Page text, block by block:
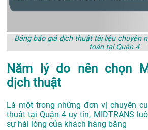
Bảng báo giá dịch thuật tài liệu chuyên
toán tại Quận 4
Năm lý do nên chọn
dịch thuật
Là một trong những đơn vị chuyên
thuật tại Quận 4 uy tín, MIDTRANS
sự hài lòng của khách hàng bằng